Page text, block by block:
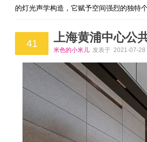
的灯光声学构造，它赋予空间强烈的独特
41 上海黄浦中心公
米色的小米儿 发表于 2021-07-